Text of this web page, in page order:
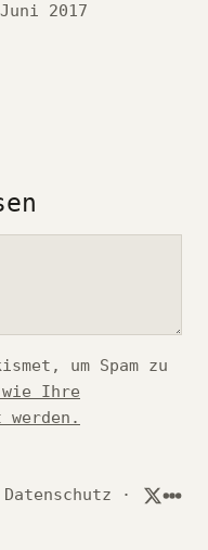
2017
um Spam zu
Ihre
werden.
Datenschutz ·